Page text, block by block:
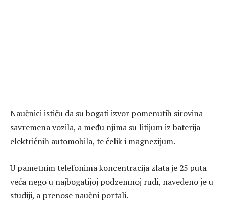
Naučnici ističu da su bogati izvor pomenutih sirovina
savremena vozila, a među njima su litijum iz baterija
električnih automobila, te čelik i magnezijum.
U pametnim telefonima koncentracija zlata je 25 puta
veća nego u najbogatijoj podzemnoj rudi, navedeno je u
studiji, a prenose naučni portali.